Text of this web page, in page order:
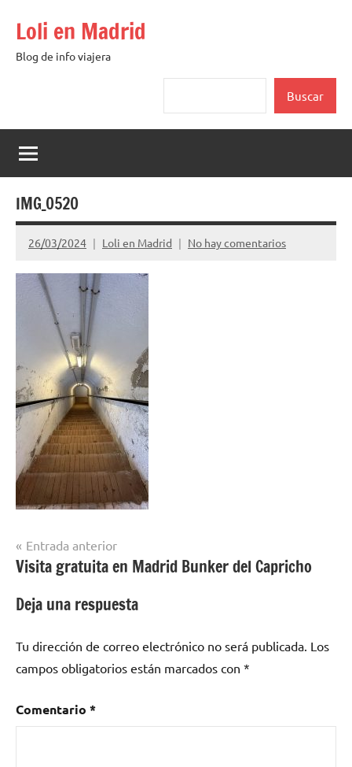
contenido
Loli en Madrid
Blog de info viajera
Buscar
IMG_0520
26/03/2024 Loli en Madrid No hay comentarios
Navegación
de
entradas
Entrada anterior
Visita gratuita en Madrid Bunker del Capricho
Deja una respuesta
Tu dirección de correo electrónico no será publicada. Los
campos obligatorios están marcados con *
Comentario *